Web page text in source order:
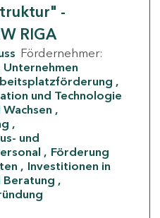
-
RIGA
Fördernehmer:
Unternehmen
und Technologie
und
Förderung
Investitionen in
Beratung